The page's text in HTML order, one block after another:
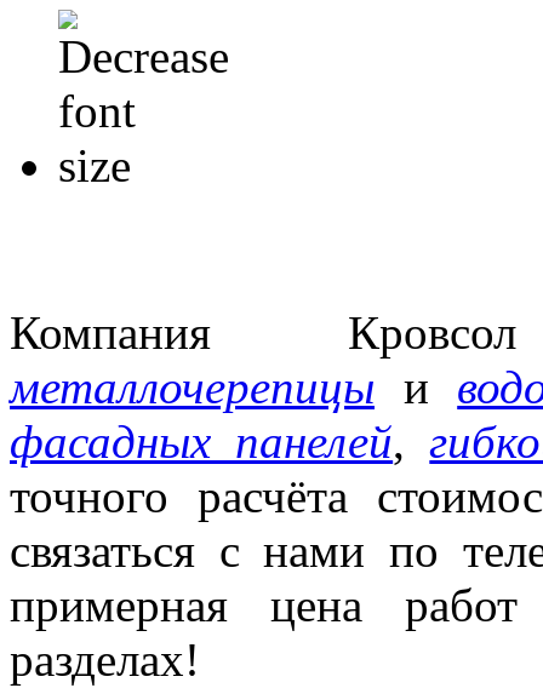
Компания
металлочерепицы и
фасадных панелей,
точного расчёта
связаться с нами по
примерная цена работ
разделах!